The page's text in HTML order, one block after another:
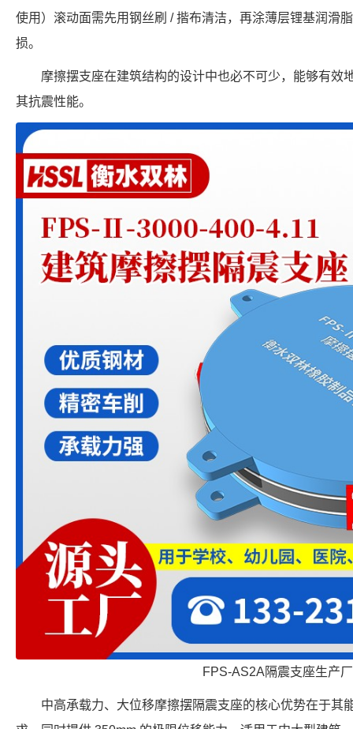
使用）滚动面需先用钢丝刷 / 揩布清洁，再涂薄层锂基润滑
损。
摩擦摆支座在建筑结构的设计中也必不可少，能够有效
其抗震性能。
FPS-AS2A隔震支座生产
中高承载力、大位移摩擦摆隔震支座的核心优势在于其